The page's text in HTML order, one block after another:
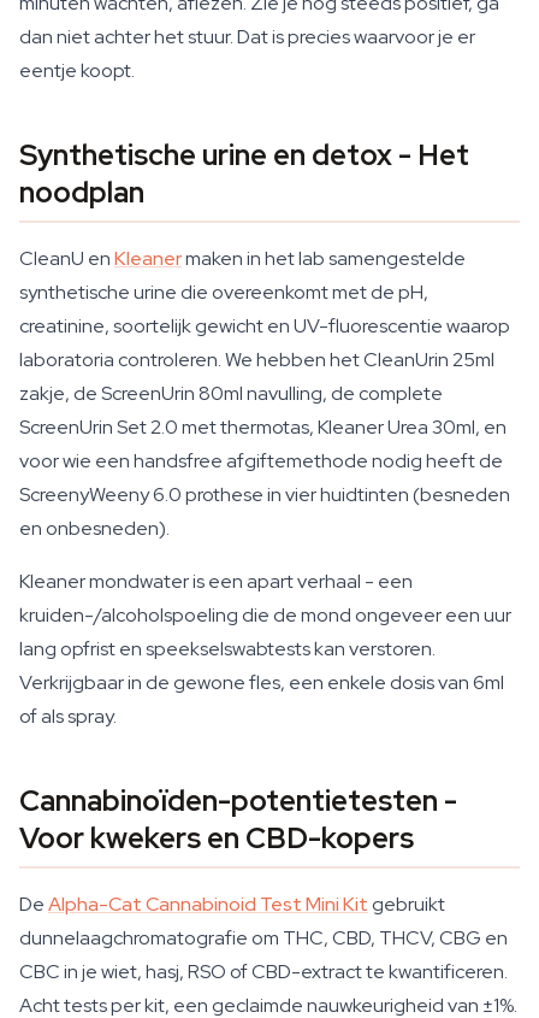
dan niet achter het stuur. Dat is precies waarvoor je er
eentje koopt.
Synthetische urine en detox - Het
noodplan
CleanU enKleanermaken in het lab samengestelde
synthetische urine die overeenkomt met de pH,
creatinine, soortelijk gewicht en UV-fluorescentie waarop
laboratoria controleren. We hebben het CleanUrin 25ml
zakje, de ScreenUrin 80ml navulling, de complete
ScreenUrin Set 2.0 met thermotas, Kleaner Urea 30ml, en
voor wie een handsfree afgiftemethode nodig heeft de
ScreenyWeeny 6.0 prothese in vier huidtinten (besneden
en onbesneden).
Kleaner mondwater is een apart verhaal - een
kruiden-/alcoholspoeling die de mond ongeveer een uur
lang opfrist en speekselswabtests kan verstoren.
Verkrijgbaar in de gewone fles, een enkele dosis van 6ml
of als spray.
Cannabinoïden-potentietesten -
Voor kwekers en CBD-kopers
DeAlpha-Cat Cannabinoid Test Mini Kit gebruikt
dunnelaagchromatografie om THC, CBD, THCV, CBG en
CBC in je wiet, hasj, RSO of CBD-extract te kwantificeren.
Acht tests per kit, een geclaimde nauwkeurigheid van ±1%.